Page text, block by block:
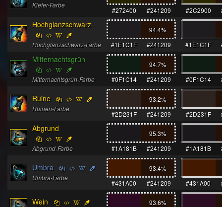
Kiefer-Farbe
#272400
#241209 #2C2900
Hochglanzschwarz
Hochglanzschwarz-Farbe
94.4%
#1E1C1F
#241209 #1E1C1F
Mitternachtsgrün
Mitternachtsgrün-Farbe
94.7%
#0F1C14
#241209 #0F1C14
Ruine
Ruinen-Farbe
93.2%
#2D231F
#241209 #2D231F
Abgrund
Abgrund-Farbe
95.3%
#1A181B
#241209 #1A181B
Umbra
Umbra-Farbe
93.4%
#431A00
#241209 #431A00
Wein 93.6%